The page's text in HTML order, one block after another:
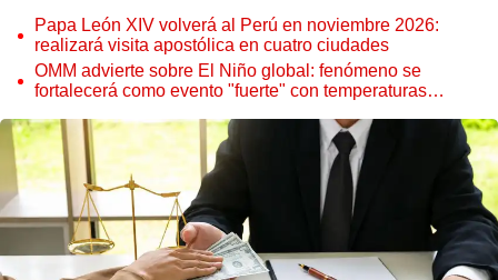
Papa León XIV volverá al Perú en noviembre 2026:
realizará visita apostólica en cuatro ciudades
OMM advierte sobre El Niño global: fenómeno se
fortalecerá como evento "fuerte" con temperaturas